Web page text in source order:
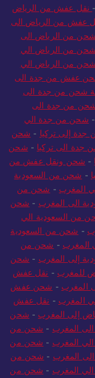
- نقل عفش من الرياض
عفش من الرياض الى
شحن من الرياض الى
شحن من الرياض الي
شحن من الرياض الي
عفش من جدة الى
شحن من جدة الى
من جدة الى
- شحن من جدة الي
إلى تركيا - شحن
الى تركيا - شحن
- شحن ونقل عفش من
- شحن من السعودية
المغرب - شحن من
الى المغرب - شحن
من السعودية الي
- شحن من السعودية
المغرب - شحن من
إلى المغرب - شحن
للمغرب - نقل عفش
المغرب - شحن عفش
المغرب - نقل عفش
إلى المغرب - شحن
المغرب - شحن من
المغرب - شحن من
المغرب - شحن من
المغرب - شحن من